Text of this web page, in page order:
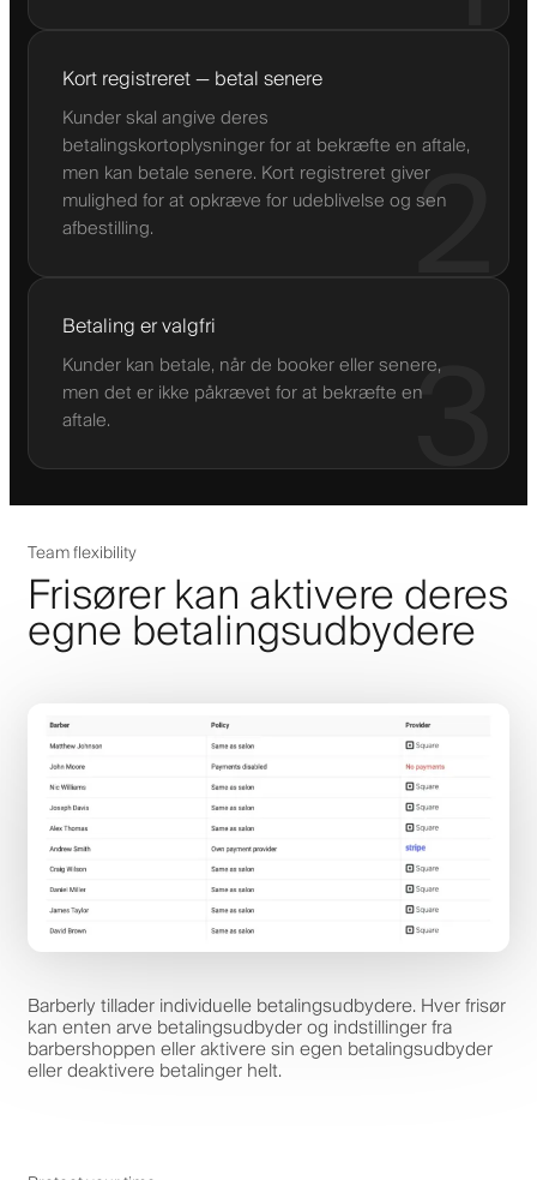
2
Kort registreret — betal senere
Kunder skal angive deres
betalingskortoplysninger for at bekræfte en aftale,
men kan betale senere. Kort registreret giver
mulighed for at opkræve for udeblivelse og sen
afbestilling.
3
Betaling er valgfri
Kunder kan betale, når de booker eller senere,
men det er ikke påkrævet for at bekræfte en
aftale.
Team flexibility
Frisører kan aktivere deres
egne betalingsudbydere
Barberly tillader individuelle betalingsudbydere. Hver frisør
kan enten arve betalingsudbyder og indstillinger fra
barbershoppen eller aktivere sin egen betalingsudbyder
eller deaktivere betalinger helt.